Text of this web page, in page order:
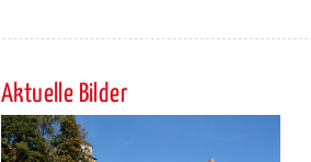
Aktuelle Bilder